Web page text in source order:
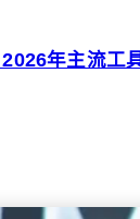
年主流工